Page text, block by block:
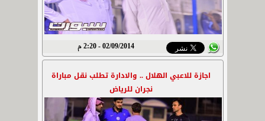
02/09/2014 - 2:20 م
اجازة للاعبي الهلال .. والادارة تطلب نقل مباراة
نجران للرياض